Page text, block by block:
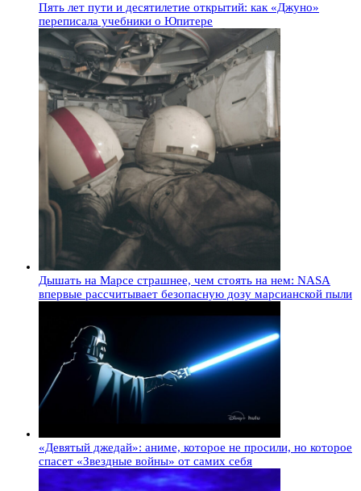
Пять лет пути и десятилетие открытий: как «Джуно»
переписала учебники о Юпитере
Дышать на Марсе страшнее, чем стоять на нем: NASA
впервые рассчитывает безопасную дозу марсианской пыли
«Девятый джедай»: аниме, которое не просили, но которое
спасет «Звездные войны» от самих себя